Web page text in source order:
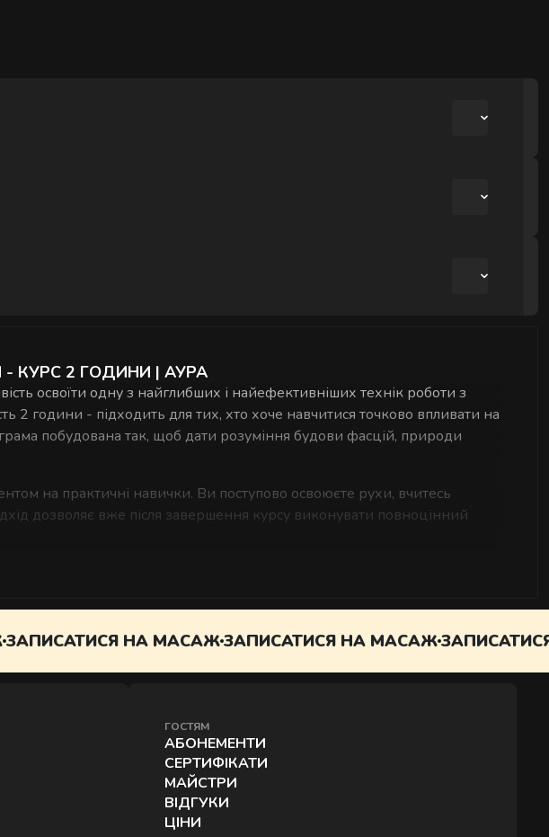
біль, відновлювати рухливість і
далі після завершення курсу.
КУРС 2 ГОДИНИ | АУРА
освоїти одну з найглибших і найефективніших технік роботи з
2 години - підходить для тих, хто хоче навчитися точково впливати на
побудована так, щоб дати розуміння будови фасцій, природи
на практичні навички. Ви поступово освоюєте рухи, вчитесь
дозволяє вже після завершення курсу виконувати повноцінний
НА МАСАЖЗАПИСАТИСЯ НА МАСАЖЗАПИСАТИСЯ НА
ГОСТЯМ
АБОНЕМЕНТИ
СЕРТИФІКАТИ
МАЙСТРИ
ВІДГУКИ
ЦІНИ